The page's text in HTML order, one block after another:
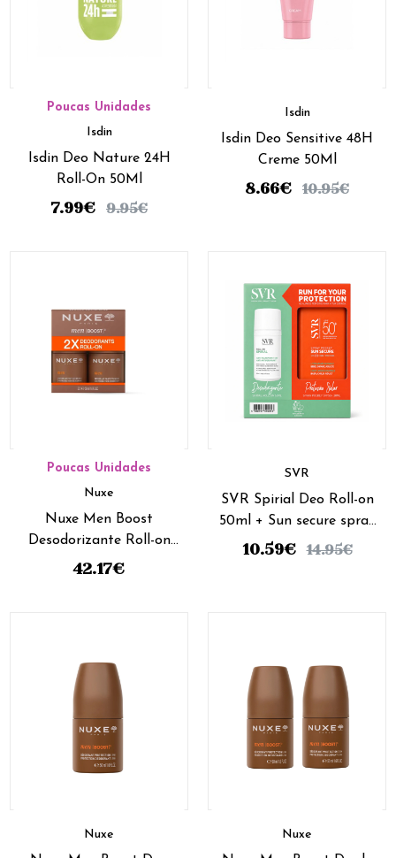
Poucas Unidades
Isdin
Isdin Deo Nature 24H
Roll-On 50Ml
7.99€ 9.95€
Isdin
Isdin Deo Sensitive 48H
Creme 50Ml
8.66€ 10.95€
Poucas Unidades
Nuxe
Nuxe Men Boost
Desodorizante Roll-on
Proteção 24H - 50Ml
42.17€
SVR
SVR Spirial Deo Roll-on
50ml + Sun secure spray
pocket SPF50+ 20ml
10.59€ 14.95€
Nuxe Nuxe